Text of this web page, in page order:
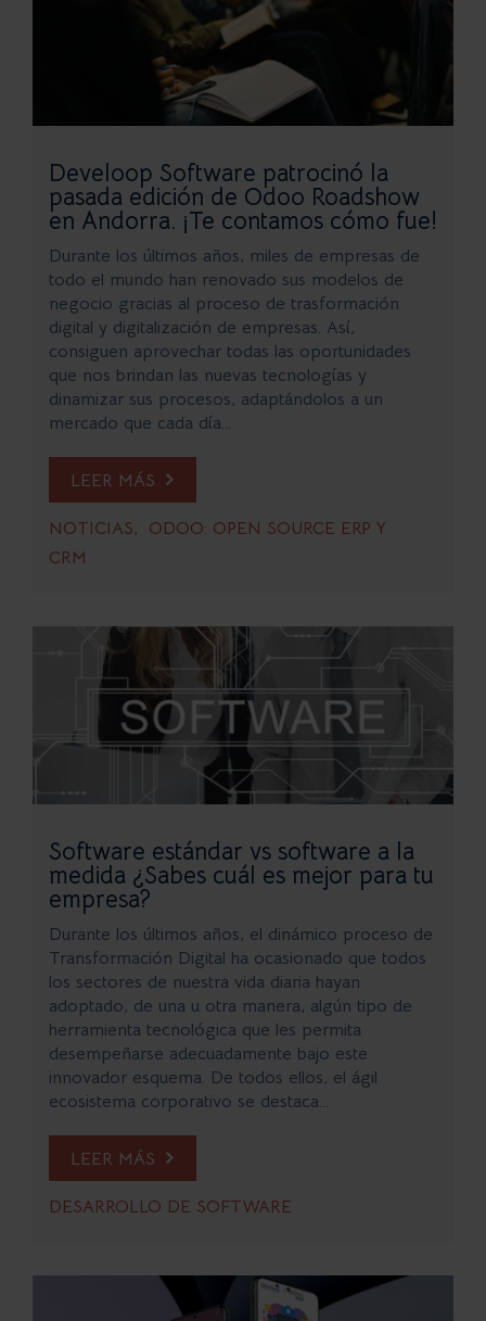
Develoop Software patrocinó la
pasada edición de Odoo Roadshow
en Andorra. ¡Te contamos cómo fue!
Durante los últimos años, miles de empresas de
todo el mundo han renovado sus modelos de
negocio gracias al proceso de trasformación
digital y digitalización de empresas. Así,
consiguen aprovechar todas las oportunidades
que nos brindan las nuevas tecnologías y
dinamizar sus procesos, adaptándolos a un
mercado que cada día...
LEER MÁS
NOTICIAS
ODOO: OPEN SOURCE ERP Y
CRM
Software estándar vs software a la
medida ¿Sabes cuál es mejor para tu
empresa?
Durante los últimos años, el dinámico proceso de
Transformación Digital ha ocasionado que todos
los sectores de nuestra vida diaria hayan
adoptado, de una u otra manera, algún tipo de
herramienta tecnológica que les permita
desempeñarse adecuadamente bajo este
innovador esquema. De todos ellos, el ágil
ecosistema corporativo se destaca...
LEER MÁS
DESARROLLO DE SOFTWARE